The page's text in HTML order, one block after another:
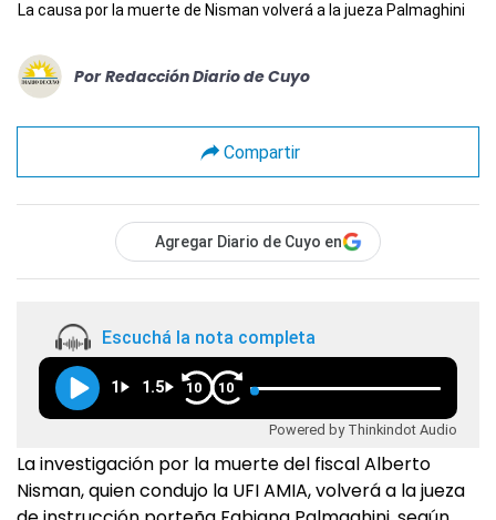
La causa por la muerte de Nisman volverá a la jueza Palmaghini
Por Redacción Diario de Cuyo
Compartir
Agregar Diario de Cuyo en
Escuchá la nota completa
1 1.5 10 10
Powered by Thinkindot Audio
La investigación por la muerte del fiscal Alberto
Nisman, quien condujo la UFI AMIA, volverá a la jueza